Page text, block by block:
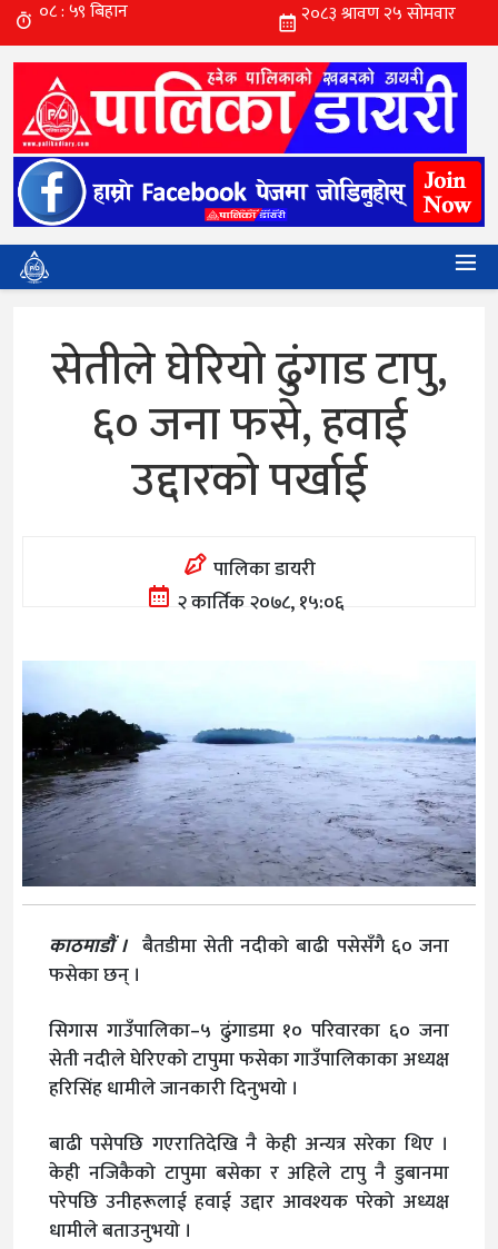
सेतीले घेरियो ढुंगाड टापु,
६० जना फसे, हवाई
उद्दारको पर्खाई
पालिका डायरी
२ कार्तिक २०७८, १५:०६
काठमाडौं । बैतडीमा सेती नदीको बाढी पसेसँगै ६० जना
फसेका छन् ।
सिगास गाउँपालिका–५ ढुंगाडमा १० परिवारका ६० जना
सेती नदीले घेरिएको टापुमा फसेका गाउँपालिकाका अध्यक्ष
हरिसिंह धामीले जानकारी दिनुभयो ।
बाढी पसेपछि गएरातिदेखि नै केही अन्यत्र सरेका थिए ।
केही नजिकैको टापुमा बसेका र अहिले टापु नै डुबानमा
परेपछि उनीहरूलाई हवाई उद्दार आवश्यक परेको अध्यक्ष
धामीले बताउनुभयो ।